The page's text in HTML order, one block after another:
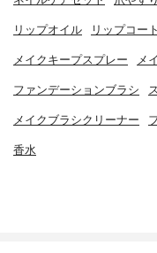
リップオイル リップコート
メイクキープスプレー メ
ファンデーションブラシ
メイクブラシクリーナー
香水